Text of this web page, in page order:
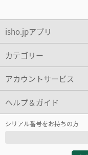
isho.jpアプリ
カテゴリー
アカウントサービス
ヘルプ＆ガイド
シリアル番号をお持ちの方